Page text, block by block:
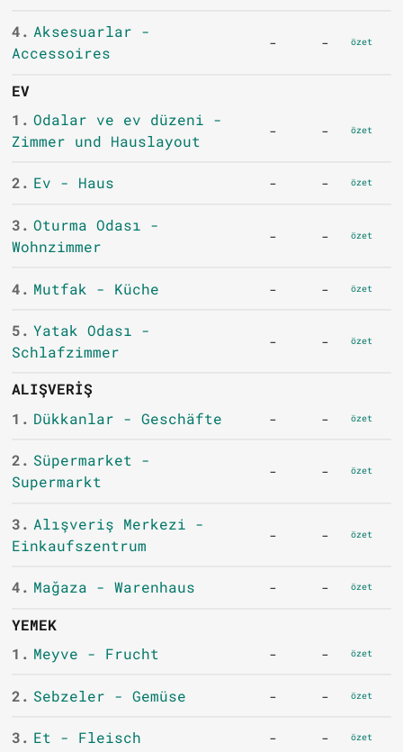
4. Aksesuarlar -
Accessoires
- - özet
EV
1. Odalar ve ev düzeni -
Zimmer und Hauslayout
- - özet
2. Ev - Haus - - özet
3. Oturma Odası -
Wohnzimmer
- - özet
4. Mutfak - Küche - - özet
5. Yatak Odası -
Schlafzimmer
- - özet
ALIŞVERIŞ
1. Dükkanlar - Geschäfte - - özet
2. Süpermarket -
Supermarkt
- - özet
3. Alışveriş Merkezi -
Einkaufszentrum
- - özet
4. Mağaza - Warenhaus - - özet
YEMEK
1. Meyve - Frucht - - özet
2. Sebzeler - Gemüse - - özet
3. Et - Fleisch - - özet